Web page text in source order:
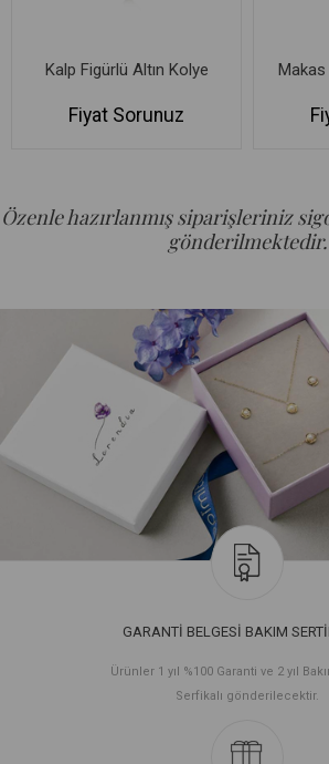
Kalp Figürlü Altın Kolye
Fiyat Sorunuz
Makas
Özenle hazırlanmış siparişleriniz
gönderilmektedir.
GARANTİ BELGESİ BAKIM
Ürünler 1 yıl %100 Garanti ve 2 yıl
Serfikalı gönderilecektir.